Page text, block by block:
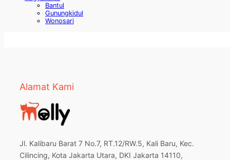
Bantul
Gunungkidul
Wonosari
Alamat Kami
Jl. Kalibaru Barat 7 No.7, RT.12/RW.5, Kali Baru, Kec.
Cilincing, Kota Jakarta Utara, DKI Jakarta 14110,